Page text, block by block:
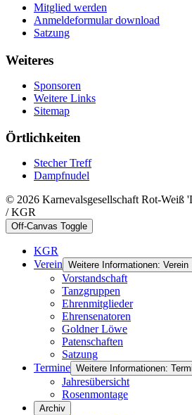
Mitglied werden
Anmeldeformular download
Satzung
Weiteres
Sponsoren
Weitere Links
Sitemap
Örtlichkeiten
Stecher Treff
Dampfnudel
© 2026 Karnevalsgesellschaft Rot-Weiß
/ KGR
Off-Canvas Toggle
KGR
Verein Weitere Informationen: Verein
Vorstandschaft
Tanzgruppen
Ehrenmitglieder
Ehrensenatoren
Goldner Löwe
Patenschaften
Satzung
Termine Weitere Informationen:
Jahresübersicht
Rosenmontage
Archiv